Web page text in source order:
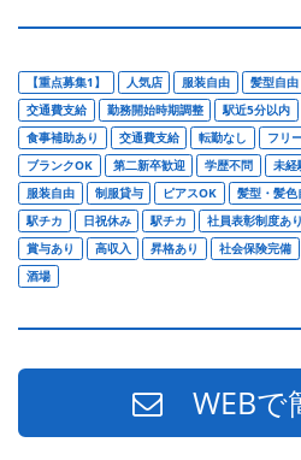
【重点募集1】 人気店 服装自由 髪型自由
交通費支給
勤務開始時期調整 駅近5分以内
食事補助あり
交通費支給 転勤なし フリ
ブランクOK
第二新卒歓迎 学歴不問 未経
服装自由
制服貸与 ピアスOK 髪型・髪色
駅チカ
日祝休み 駅チカ 社員表彰制度あり
賞与あり
高収入 昇格あり 社会保険完備
酒場
WEBで